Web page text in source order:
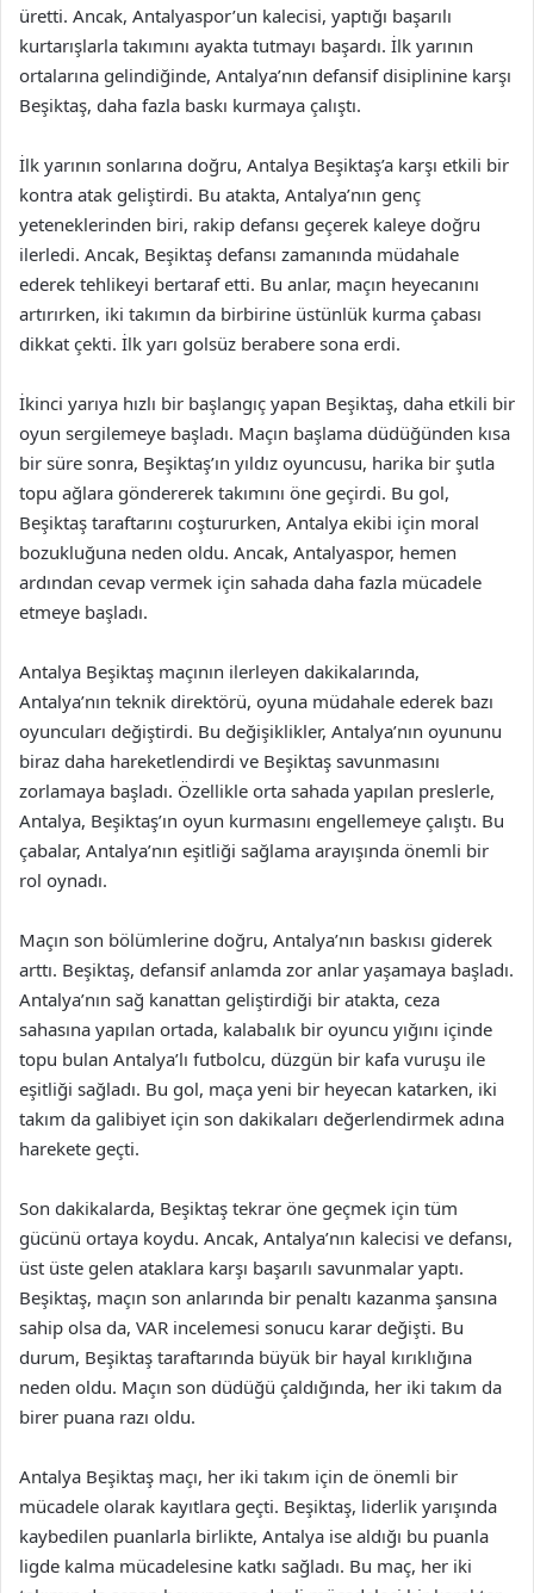
üretti. Ancak, Antalyaspor’un kalecisi, yaptığı başarılı
kurtarışlarla takımını ayakta tutmayı başardı. İlk yarının
ortalarına gelindiğinde, Antalya’nın defansif disiplinine karşı
Beşiktaş, daha fazla baskı kurmaya çalıştı.
İlk yarının sonlarına doğru, Antalya Beşiktaş’a karşı etkili bir
kontra atak geliştirdi. Bu atakta, Antalya’nın genç
yeteneklerinden biri, rakip defansı geçerek kaleye doğru
ilerledi. Ancak, Beşiktaş defansı zamanında müdahale
ederek tehlikeyi bertaraf etti. Bu anlar, maçın heyecanını
artırırken, iki takımın da birbirine üstünlük kurma çabası
dikkat çekti. İlk yarı golsüz berabere sona erdi.
İkinci yarıya hızlı bir başlangıç yapan Beşiktaş, daha etkili bir
oyun sergilemeye başladı. Maçın başlama düdüğünden kısa
bir süre sonra, Beşiktaş’ın yıldız oyuncusu, harika bir şutla
topu ağlara göndererek takımını öne geçirdi. Bu gol,
Beşiktaş taraftarını coştururken, Antalya ekibi için moral
bozukluğuna neden oldu. Ancak, Antalyaspor, hemen
ardından cevap vermek için sahada daha fazla mücadele
etmeye başladı.
Antalya Beşiktaş maçının ilerleyen dakikalarında,
Antalya’nın teknik direktörü, oyuna müdahale ederek bazı
oyuncuları değiştirdi. Bu değişiklikler, Antalya’nın oyununu
biraz daha hareketlendirdi ve Beşiktaş savunmasını
zorlamaya başladı. Özellikle orta sahada yapılan preslerle,
Antalya, Beşiktaş’ın oyun kurmasını engellemeye çalıştı. Bu
çabalar, Antalya’nın eşitliği sağlama arayışında önemli bir
rol oynadı.
Maçın son bölümlerine doğru, Antalya’nın baskısı giderek
arttı. Beşiktaş, defansif anlamda zor anlar yaşamaya başladı.
Antalya’nın sağ kanattan geliştirdiği bir atakta, ceza
sahasına yapılan ortada, kalabalık bir oyuncu yığını içinde
topu bulan Antalya’lı futbolcu, düzgün bir kafa vuruşu ile
eşitliği sağladı. Bu gol, maça yeni bir heyecan katarken, iki
takım da galibiyet için son dakikaları değerlendirmek adına
harekete geçti.
Son dakikalarda, Beşiktaş tekrar öne geçmek için tüm
gücünü ortaya koydu. Ancak, Antalya’nın kalecisi ve defansı,
üst üste gelen ataklara karşı başarılı savunmalar yaptı.
Beşiktaş, maçın son anlarında bir penaltı kazanma şansına
sahip olsa da, VAR incelemesi sonucu karar değişti. Bu
durum, Beşiktaş taraftarında büyük bir hayal kırıklığına
neden oldu. Maçın son düdüğü çaldığında, her iki takım da
birer puana razı oldu.
Antalya Beşiktaş maçı, her iki takım için de önemli bir
mücadele olarak kayıtlara geçti. Beşiktaş, liderlik yarışında
kaybedilen puanlarla birlikte, Antalya ise aldığı bu puanla
ligde kalma mücadelesine katkı sağladı. Bu maç, her iki